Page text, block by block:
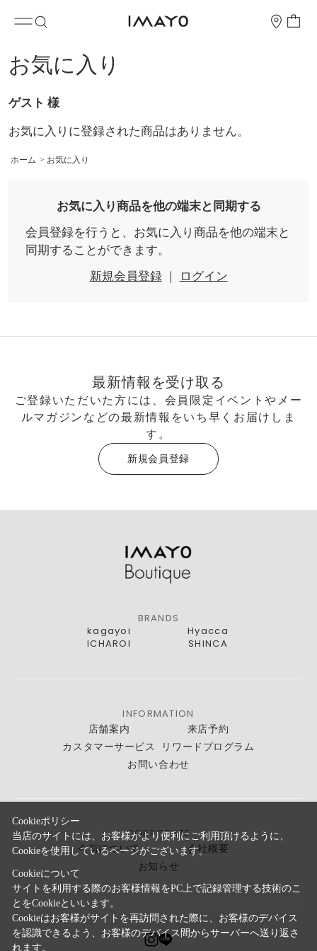
お気に入り
ゲスト 様
お気に入りに登録された商品はありません。
ホーム > お気に入り
お気に入り商品を他の端末と同期する
会員登録を行うと、お気に入り商品を他の端末と
同期することができます。
新規会員登録｜ ログイン
最新情報を受け取る
ご登録いただいた方には、会員限定イベントやメー
ルマガジンなどの最新情報をいち早くお届けしま
す。
新規会員登録
BRANDS
kagayoi
Hyacca
ICHAROI
SHINCA
INFORMATION
店舗案内
来店予約
カスタマーサービス
リワードプログラム
お問い合わせ
CORPORATE
今与について
会社概要
お知らせ
Cookieポリシー
当店のサイトには、お客様がより便利にご利用頂けるように、
Cookieを使用しているページがございます。
Cookieについて
サイトを利用する際のお客様情報をPC上で記録管理する技術のこ
とをCookieといいます。
Cookieはお客様がサイトを再訪問された際に、お客様のデバイス
を認識できるよう、お客様のデバイス間からサーバーへ送り返さ
れます。